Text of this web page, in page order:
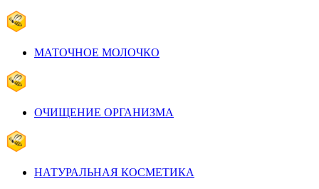
МАТОЧНОЕ МОЛОЧКО
ОЧИЩЕНИЕ ОРГАНИЗМА
НАТУРАЛЬНАЯ КОСМЕТИКА